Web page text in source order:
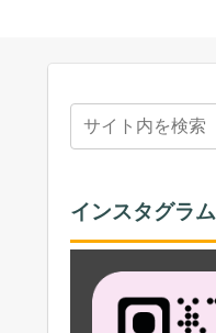
インスタグラム